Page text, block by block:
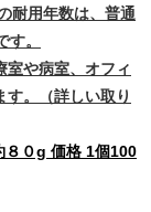
耐用年数は、普通
。
や病室、オフィ
す。（詳しい取り
０g 価格 1個100